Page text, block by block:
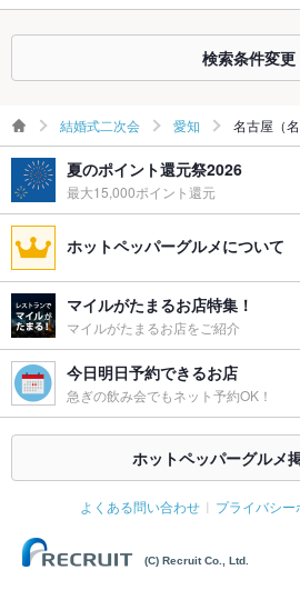
検索条件変更
結婚式二次会 愛知 名古屋（
夏のポイント還元祭2026
最大15,000ポイント還元
ホットペッパーグルメについて
マイルがたまるお店特集！
マイルがたまるお店をご紹介
今日明日予約できるお店
急ぎの飲み会でもネット予約OK！
ホットペッパーグルメ
よくある問い合わせ プライバシー
(C) Recruit Co., Ltd.